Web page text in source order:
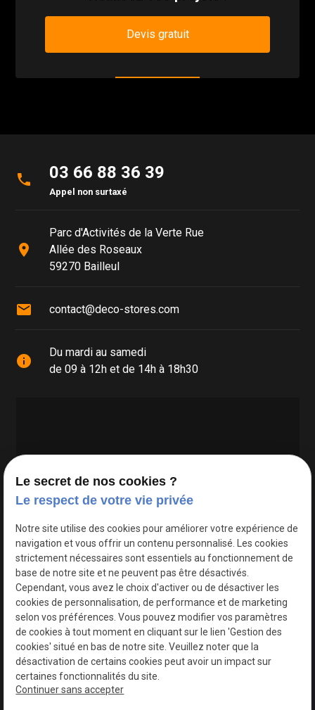
Devis gratuit
phone 03 66 88 36 39
Appel non surtaxé
place
Parc d'Activités de la Verte Rue
Allée des Roseaux
59270 Bailleul
mail contact@deco-stores.com
info
Du mardi au samedi
de 09 à 12h et de 14h à 18h30
Google Maps Search API est désactivé.
Le secret de nos cookies ?
Le respect de votre vie privée
Notre site utilise des cookies pour améliorer votre expérience de
navigation et vous offrir un contenu personnalisé. Les cookies
strictement nécessaires sont essentiels au fonctionnement de
base de notre site et ne peuvent pas être désactivés.
Cependant, vous avez le choix d'activer ou de désactiver les
cookies de personnalisation, de performance et de marketing
selon vos préférences. Vous pouvez modifier vos paramètres
de cookies à tout moment en cliquant sur le lien 'Gestion des
cookies' situé en bas de notre site. Veuillez noter que la
désactivation de certains cookies peut avoir un impact sur
certaines fonctionnalités du site.
Continuer sans accepter